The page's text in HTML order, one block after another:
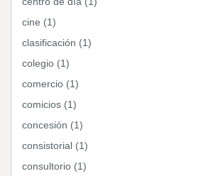
cine (1)
clasificación (1)
colegio (1)
comercio (1)
comicios (1)
concesión (1)
consistorial (1)
consultorio (1)